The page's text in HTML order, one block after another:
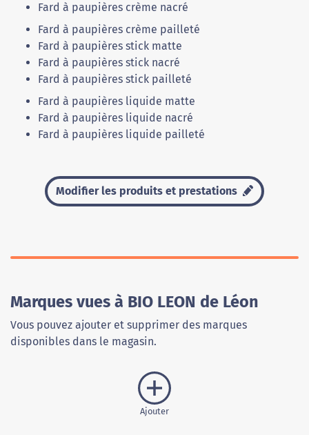
Fard à paupières crème nacré
Fard à paupières crème pailleté
Fard à paupières stick matte
Fard à paupières stick nacré
Fard à paupières stick pailleté
Fard à paupières liquide matte
Fard à paupières liquide nacré
Fard à paupières liquide pailleté
Modifier les produits et prestations
Marques vues à BIO LEON de Léon
Vous pouvez ajouter et supprimer des marques
disponibles dans le magasin.
Ajouter